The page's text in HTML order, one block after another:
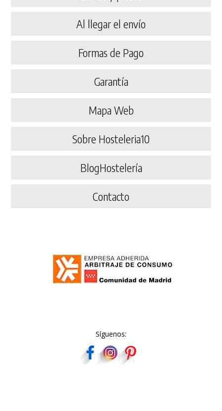
Al llegar el envío
Formas de Pago
Garantía
Mapa Web
Sobre Hosteleria10
BlogHostelería
Contacto
Síguenos: